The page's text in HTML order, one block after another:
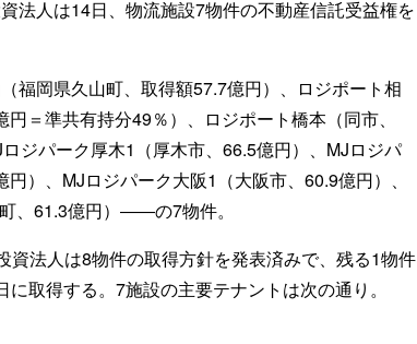
法人は14日、物流施設7物件の不動産信託受益権を
福岡県久山町、取得額57.7億円）、ロジポート相
＝準共有持分49％）、ロジポート橋本（同市、
ジパーク厚木1（厚木市、66.5億円）、MJロジパ
）、MJロジパーク大阪1（大阪市、60.9億円）、
、61.3億円）――の7物件。
資法人は8物件の取得方針を発表済みで、残る1物件
に取得する。7施設の主要テナントは次の通り。